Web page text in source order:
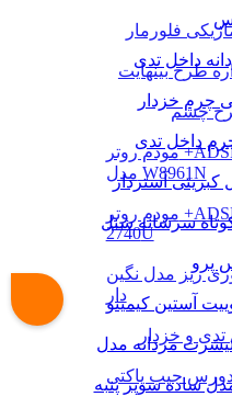
فلورمار
طرح بینهایت
چشم
مودم روتر +ADSL2 بی سیم TP-LINK
مدل W8961N
مودم روتر +ADSL2 بی سیم نتنزا مدل
2740U
ریز مدل نگین
دار
و خزدار
جیب پاکتی
داخل تدی
چرم خزدار
داخل تدی
آستردار
سرشانه شنل
پرو
آستین کیمینو
ساده سوپر پنبه